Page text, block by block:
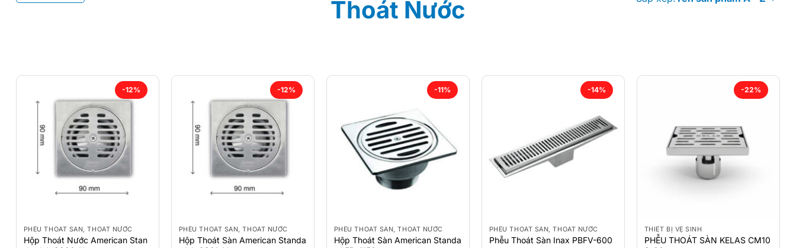
Thoát Nước
-12%
PHỄU THOÁT SÀN, THOÁT NƯỚC
Hộp Thoát Nước American Stan
-12%
PHỄU THOÁT SÀN, THOÁT NƯỚC
Hộp Thoát Sàn American Standa
-11%
PHỄU THOÁT SÀN, THOÁT NƯỚC
Hộp Thoát Sàn American Standa
-14%
PHỄU THOÁT SÀN, THOÁT NƯỚC
Phễu Thoát Sàn Inax PBFV-600
-22%
THIẾT BỊ VỆ SINH
PHỄU THOÁT SÀN KELAS CM10